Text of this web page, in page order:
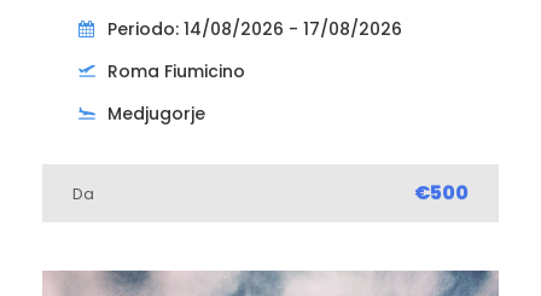
Periodo: 14/08/2026 - 17/08/2026
Roma Fiumicino
Medjugorje
Da €500